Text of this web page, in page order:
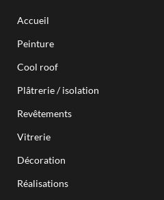
Peintre en batiment Capbreton
Peintre en batiment bardos
Peintre en batiment Mouguerre
Accueil
Peinture
Cool roof
Plâtrerie / isolation
Revêtements
Vitrerie
Décoration
Réalisations